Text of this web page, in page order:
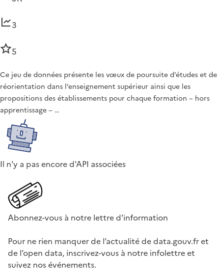
3
5
Ce jeu de données présente les vœux de poursuite d’études et de
réorientation dans l’enseignement supérieur ainsi que les
propositions des établissements pour chaque formation – hors
apprentissage – …
Il n'y a pas encore d'API associées
Abonnez-vous à notre lettre d'information
Pour ne rien manquer de l’actualité de data.gouv.fr et
de l’open data, inscrivez-vous à notre infolettre et
suivez nos événements.